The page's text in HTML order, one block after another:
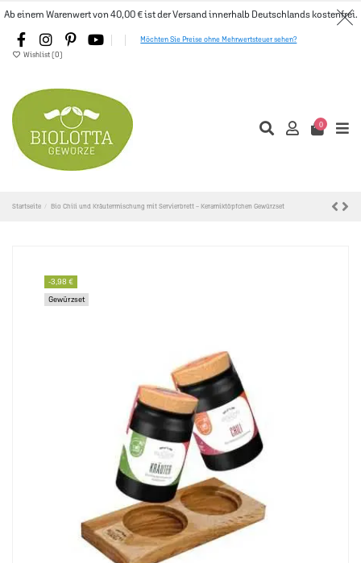
Ab einem Warenwert von 40,00 € ist der Versand innerhalb Deutschlands kostenfrei.
Möchten Sie Preise ohne Mehrwertsteuer sehen?
Wishlist (0)
0
Startseite Bio Chili und Kräutermischung mit Servierbrett – Keramiktöpfchen Gewürzset
-3,98 €
Gewürzset